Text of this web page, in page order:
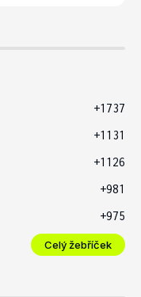
+1737
+1131
+1126
+981
+975
Celý žebříček